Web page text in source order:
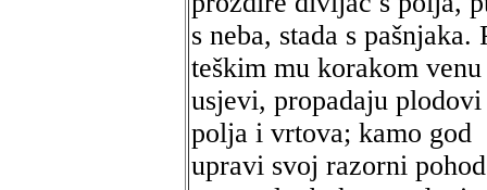
s neba, stada s pašnjaka.
teškim mu korakom venu
usjevi, propadaju plodovi
polja i vrtova; kamo god
upravi svoj razorni